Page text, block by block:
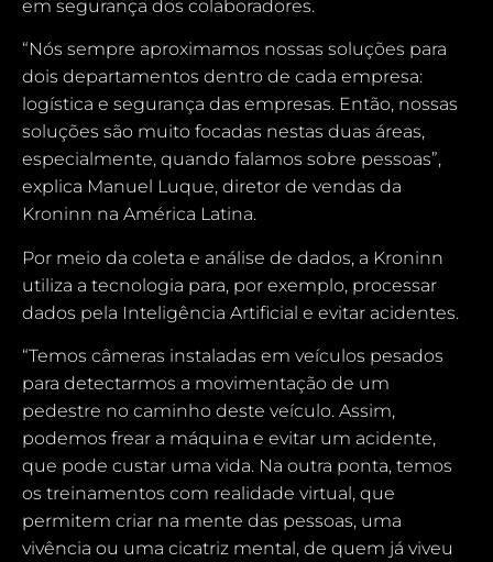
em segurança dos colaboradores.
“Nós sempre aproximamos nossas soluções para
dois departamentos dentro de cada empresa:
logística e segurança das empresas. Então, nossas
soluções são muito focadas nestas duas áreas,
especialmente, quando falamos sobre pessoas”,
explica Manuel Luque, diretor de vendas da
Kroninn na América Latina.
Por meio da coleta e análise de dados, a Kroninn
utiliza a tecnologia para, por exemplo, processar
dados pela Inteligência Artificial e evitar acidentes.
“Temos câmeras instaladas em veículos pesados
para detectarmos a movimentação de um
pedestre no caminho deste veículo. Assim,
podemos frear a máquina e evitar um acidente,
que pode custar uma vida. Na outra ponta, temos
os treinamentos com realidade virtual, que
permitem criar na mente das pessoas, uma
vivência ou uma cicatriz mental, de quem já viveu